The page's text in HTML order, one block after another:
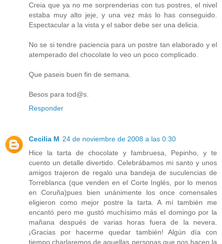
Creia que ya no me sorprenderias con tus postres, el nivel
estaba muy alto jeje, y una vez más lo has conseguido.
Espectacular a la vista y el sabor debe ser una delicia.
No se si tendre paciencia para un postre tan elaborado y el
atemperado del chocolate lo veo un poco complicado.
Que paseis buen fin de semana.
Besos para tod@s.
Responder
Cecilia M 24 de noviembre de 2008 a las 0:30
Hice la tarta de chocolate y fambruesa, Pepinho, y te
cuento un detalle divertido. Celebrábamos mi santo y unos
amigos trajeron de regalo una bandeja de suculencias de
Torreblanca (que venden en el Corte Inglés, por lo menos
en Coruña)pues bien unánimente los once comensales
eligieron como mejor postre la tarta. A mí también me
encantó pero me gustó muchísimo más el domingo por la
mañana después de varias horas fuera de la nevera.
¡Gracias por hacerme quedar también! Algún día con
tiempo charlaremos de aquellas personas que nos hacen la